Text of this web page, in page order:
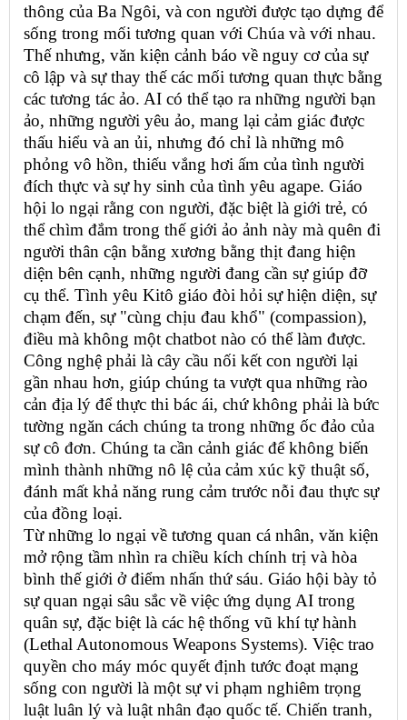
thông của Ba Ngôi, và con người được tạo dựng để
sống trong mối tương quan với Chúa và với nhau.
Thế nhưng, văn kiện cảnh báo về nguy cơ của sự
cô lập và sự thay thế các mối tương quan thực bằng
các tương tác ảo. AI có thể tạo ra những người bạn
ảo, những người yêu ảo, mang lại cảm giác được
thấu hiểu và an ủi, nhưng đó chỉ là những mô
phỏng vô hồn, thiếu vắng hơi ấm của tình người
đích thực và sự hy sinh của tình yêu agape. Giáo
hội lo ngại rằng con người, đặc biệt là giới trẻ, có
thể chìm đắm trong thế giới ảo ảnh này mà quên đi
người thân cận bằng xương bằng thịt đang hiện
diện bên cạnh, những người đang cần sự giúp đỡ
cụ thể. Tình yêu Kitô giáo đòi hỏi sự hiện diện, sự
chạm đến, sự "cùng chịu đau khổ" (compassion),
điều mà không một chatbot nào có thể làm được.
Công nghệ phải là cây cầu nối kết con người lại
gần nhau hơn, giúp chúng ta vượt qua những rào
cản địa lý để thực thi bác ái, chứ không phải là bức
tường ngăn cách chúng ta trong những ốc đảo của
sự cô đơn. Chúng ta cần cảnh giác để không biến
mình thành những nô lệ của cảm xúc kỹ thuật số,
đánh mất khả năng rung cảm trước nỗi đau thực sự
của đồng loại.
Từ những lo ngại về tương quan cá nhân, văn kiện
mở rộng tầm nhìn ra chiều kích chính trị và hòa
bình thế giới ở điểm nhấn thứ sáu. Giáo hội bày tỏ
sự quan ngại sâu sắc về việc ứng dụng AI trong
quân sự, đặc biệt là các hệ thống vũ khí tự hành
(Lethal Autonomous Weapons Systems). Việc trao
quyền cho máy móc quyết định tước đoạt mạng
sống con người là một sự vi phạm nghiêm trọng
luật luân lý và luật nhân đạo quốc tế. Chiến tranh,